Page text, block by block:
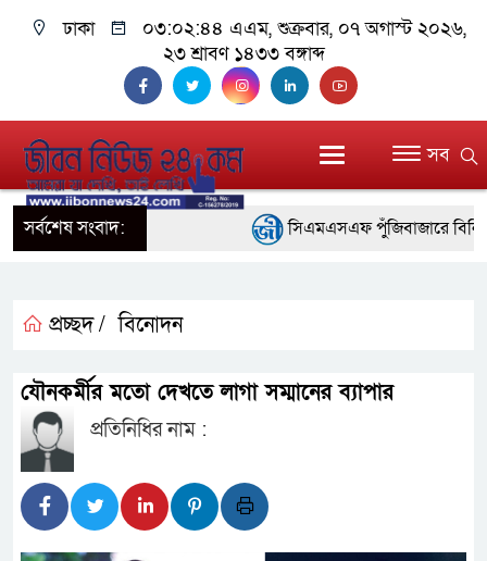
ঢাকা ০৩:০২:৪৪ এএম, শুক্রবার, ০৭ অগাস্ট ২০২৬,
২৩ শ্রাবণ ১৪৩৩ বঙ্গাব্দ
সব
সর্বশেষ সংবাদ:
সিএমএসএফ পুঁজিবাজারে
ওমানের সঙ্গে ইরানের হরমুজ
প্রচ্ছদ / বিনোদন
যৌনকর্মীর মতো দেখতে লাগা সম্মানের ব্যাপার
প্রতিনিধির নাম :